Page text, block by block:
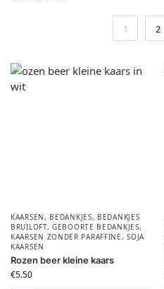
1 2
KAARSEN, BEDANKJES, BEDANKJES
BRUILOFT,GEBOORTE BEDANKJES,
KAARSEN ZONDER PARAFFINE,SOJA
KAARSEN
Rozen beer kleine kaars
€5.50